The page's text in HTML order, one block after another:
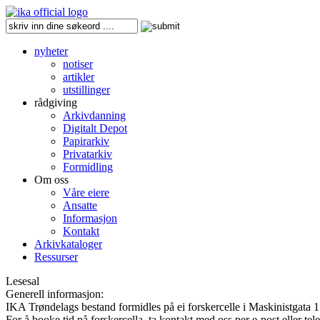
nyheter
notiser
artikler
utstillinger
rådgiving
Arkivdanning
Digitalt Depot
Papirarkiv
Privatarkiv
Formidling
Om oss
Våre eiere
Ansatte
Informasjon
Kontakt
Arkivkataloger
Ressurser
Lesesal
Generell informasjon:
IKA Trøndelags bestand formidles på ei forskercelle i Maskinistgata